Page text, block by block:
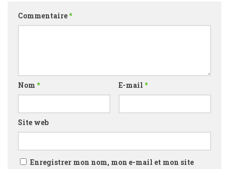
Commentaire*
Nom * E-mail *
Site web
Enregistrer mon nom, mon e-mail et mon site